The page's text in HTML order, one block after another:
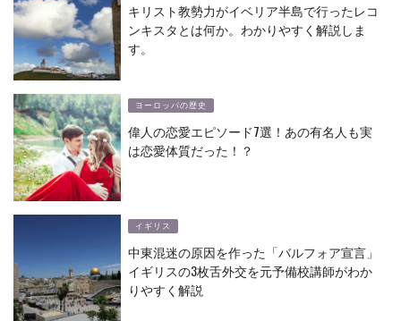
キリスト教勢力がイベリア半島で行ったレコ
ンキスタとは何か。わかりやすく解説しま
す。
ヨーロッパの歴史
偉人の恋愛エピソード7選！あの有名人も実
は恋愛体質だった！？
イギリス
中東混迷の原因を作った「バルフォア宣言」
イギリスの3枚舌外交を元予備校講師がわか
りやすく解説